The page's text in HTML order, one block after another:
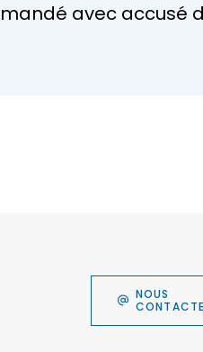
avec accusé
NOUS